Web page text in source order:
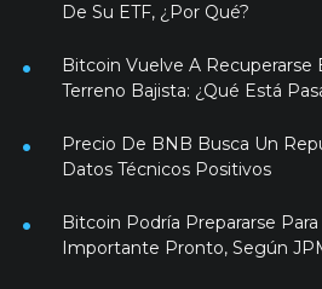
De Su ETF, ¿Por Qué?
Bitcoin Vuelve A Recuperarse
Terreno Bajista: ¿Qué Está
Precio De BNB Busca Un
Datos Técnicos Positivos
Bitcoin Podría Prepararse
Importante Pronto, Según